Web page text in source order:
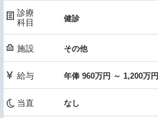
診療
科目
健診
施設 その他
給与 年俸 960万円 ～ 1,200万円
当直 なし